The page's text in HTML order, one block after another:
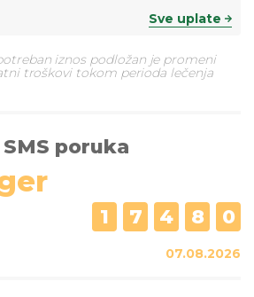
Sve uplate
iznos podložan je promeni
troškovi tokom perioda lečenja
poruka
1 7 4 8 0
07.08.2026